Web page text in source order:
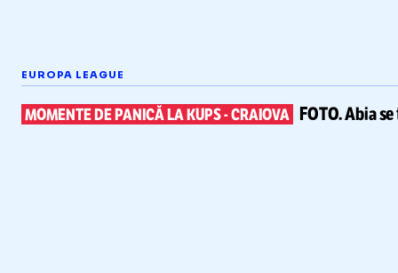
EUROPA LEAGUE
MOMENTE DE PANICĂ LA KUPS-CRAIOVA FOTO.Abia